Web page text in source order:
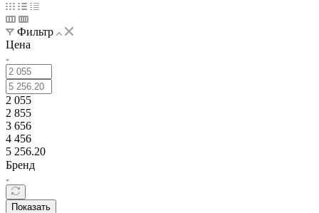
Фильтр
Цена
2 055
2 855
3 656
4 456
5 256.20
Бренд
Показать